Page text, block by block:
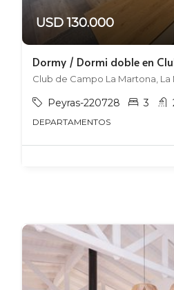
USD 130.000
Club de Campo La Martona,
Peyras-220728 3
DEPARTAMENTOS